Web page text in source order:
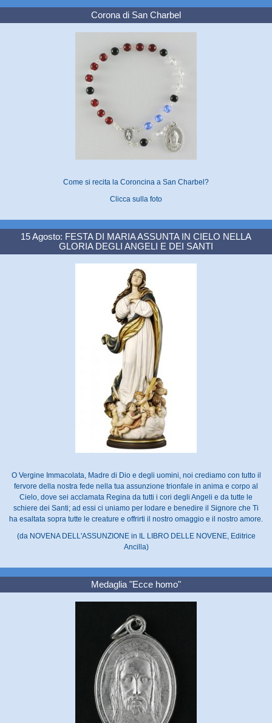
Corona di San Charbel
Come si recita la Coroncina a San Charbel?
Clicca sulla foto
15 Agosto: FESTA DI MARIA ASSUNTA IN CIELO NELLA
GLORIA DEGLI ANGELI E DEI SANTI
O Vergine Immacolata, Madre di Dio e degli uomini, noi crediamo con tutto il
fervore della nostra fede nella tua assunzione trionfale in anima e corpo al
Cielo, dove sei acclamata Regina da tutti i cori degli Angeli e da tutte le
schiere dei Santi; ad essi ci uniamo per lodare e benedire il Signore che Ti
ha esaltata sopra tutte le creature e offrirti il nostro omaggio e il nostro amore.
(da NOVENA DELL'ASSUNZIONE in IL LIBRO DELLE NOVENE, Editrice
Ancilla)
Medaglia "Ecce homo"